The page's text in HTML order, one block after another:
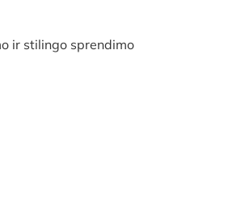
ir stilingo sprendimo